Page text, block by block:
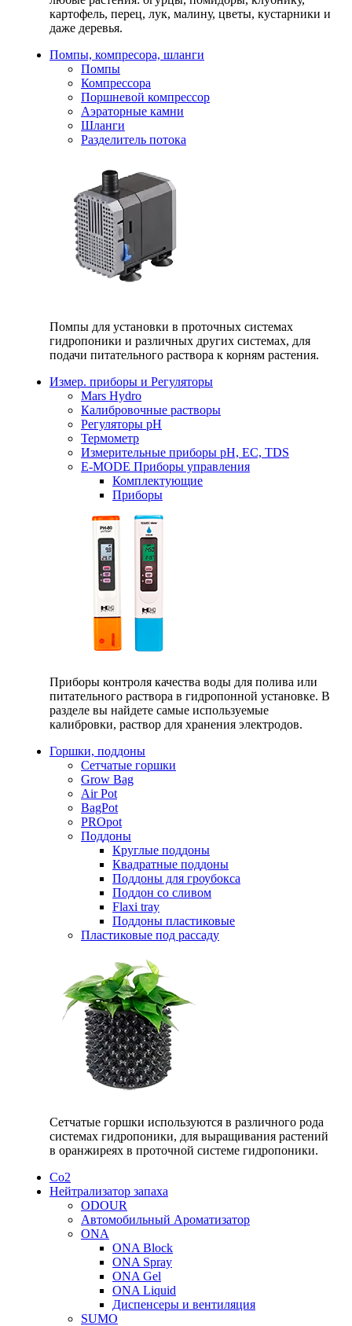
картофель, перец, лук, малину, цветы, кустарники и
даже деревья.
Помпы, компресора, шланги
Помпы
Компрессора
Поршневой компрессор
Аэраторные камни
Шланги
Разделитель потока
Помпы для установки в проточных системах
гидропоники и различных других системах, для
подачи питательного раствора к корням растения.
Измер. приборы и Регуляторы
Mars Hydro
Калибровочные растворы
Регуляторы рН
Термометр
Измерительные приборы pH, EC, TDS
E-MODE Приборы управления
Комплектующие
Приборы
Приборы контроля качества воды для полива или
питательного раствора в гидропонной установке. В
разделе вы найдете самые используемые
калибровки, раствор для хранения электродов.
Горшки, поддоны
Сетчатые горшки
Grow Bag
Air Pot
BagPot
PROpot
Поддоны
Круглые поддоны
Квадратные поддоны
Поддоны для гроубокса
Поддон со сливом
Flaxi tray
Поддоны пластиковые
Пластиковые под рассаду
Сетчатые горшки используются в различного рода
системах гидропоники, для выращивания растений
в оранжиреях в проточной системе гидропоники.
Со2
Нейтрализатор запаха
ODOUR
Автомобильный Ароматизатор
ONA
ONA Block
ONA Spray
ONA Gel
ONA Liquid
Диспенсеры и вентиляция
SUMO